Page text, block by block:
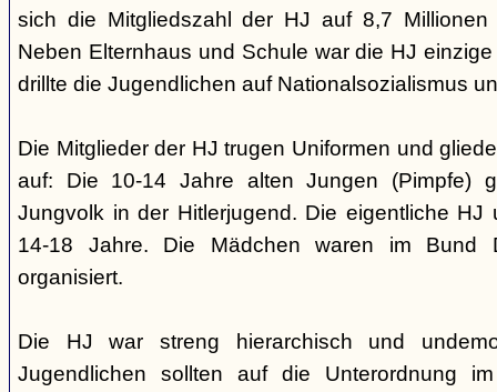
sich die Mitgliedszahl der HJ auf 8,7 Millionen
Neben Elternhaus und Schule war die HJ
drillte die Jugendlichen auf Nationalsozialismus
Die Mitglieder der HJ trugen Uniformen und
auf: Die 10-14 Jahre alten Jungen (Pimpfe)
Jungvolk in der Hitlerjugend. Die eigentliche HJ
14-18 Jahre. Die Mädchen waren im Bund
organisiert.
Die HJ war streng hierarchisch und
Jugendlichen sollten auf die Unterordnung